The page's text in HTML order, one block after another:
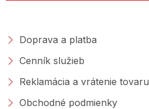
Doprava a platba
Cenník služieb
Reklamácia a vrátenie tovaru
Obchodné podmienky